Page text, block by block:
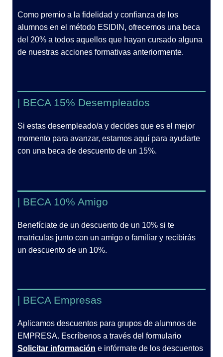
Como premio a la fidelidad y confianza de los
alumnos en el método ESIDIN, ofrecemos una beca
del 20% a todos aquellos que hayan cursado alguna
de nuestras acciones formativas anteriormente.
| BECA 15% Desempleados
Si estas desempleado/a y decides que es el mejor
momento para avanzar, estamos aquí para ayudarte
con una beca de descuento de un 15%.
| BECA 10% Amigo
Benefíciate de un descuento de un 10% si te
matriculas junto con un amigo o familiar y recibirás
un descuento de un 10%.
| BECA Empresas
Aplicamos descuentos para grupos de alumnos de
EMPRESA. Escríbenos a través del formulario
Solicitar información e infórmate de los descuentos